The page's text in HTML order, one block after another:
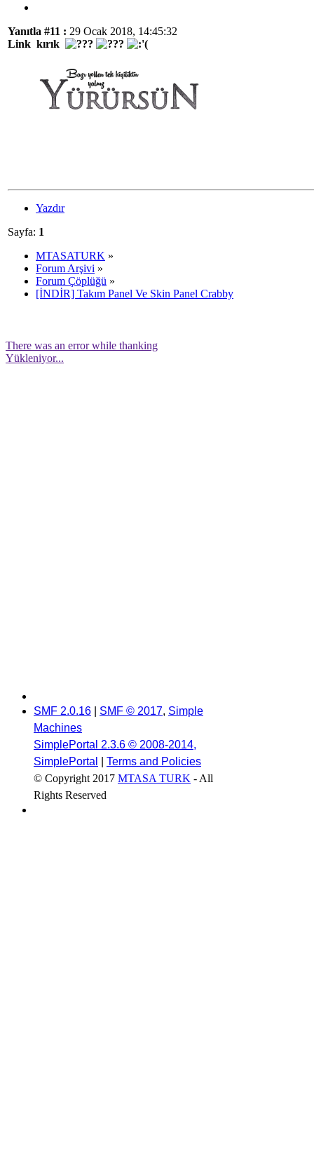
Yanıtla #11 : 29 Ocak 2018, 14:45:32
Link kırık
Yazdır
Sayfa: 1
MTASATURK »
Forum Arşivi »
Forum Çöplüğü »
[İNDİR] Takım Panel Ve Skin Panel Crabby
There was an error while thanking
Yükleniyor...
SMF 2.0.16 SMF © 2017, Simple
Machines
SimplePortal 2.3.6 © 2008-2014,
SimplePortal
Terms and Policies
© Copyright 2017 MTASA TURK - All
Rights Reserved